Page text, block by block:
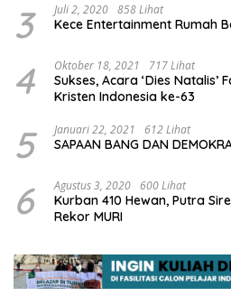
3 Juli 2, 2020 858 Lihat
Kece Entertainment Rumah
4 Oktober 18, 2021 717 Lihat
Sukses, Acara ‘Dies Natalis’ Fakultas Hukum Universitas
Kristen Indonesia ke-63
5 Januari 22, 2021 612 Lihat
SAPAAN BANG DAN
6 Agustus 3, 2020 600 Lihat
Kurban 410 Hewan, Putra
Rekor MURI